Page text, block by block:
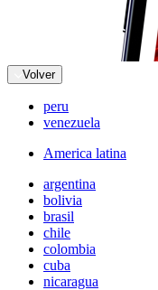
Volver
peru
venezuela
America latina
argentina
bolivia
brasil
chile
colombia
cuba
nicaragua